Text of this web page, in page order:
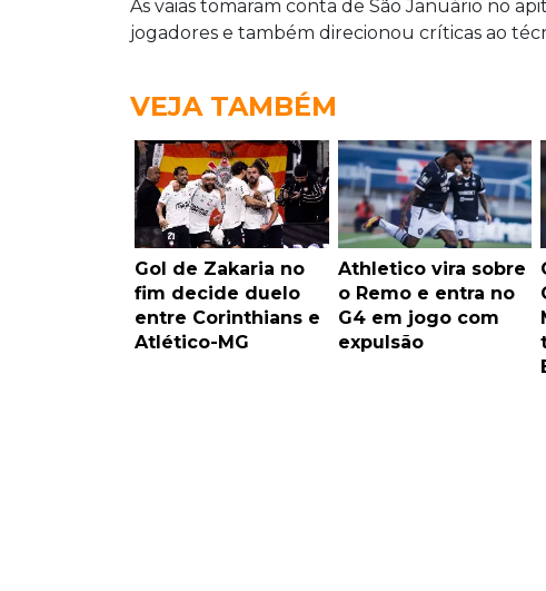
As vaias tomaram conta de São Januário no
jogadores e também direcionou críticas ao
VEJA TAMBÉM
Gol de Zakaria no
fim decide duelo
entre Corinthians e
Atlético-MG
Athletico vira sobre
o Remo e entra no
G4 em jogo com
expulsão